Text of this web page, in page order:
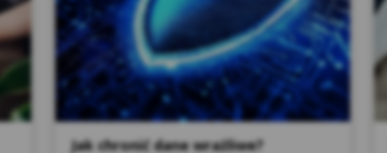
Jak chronić dane wrażliwe?
Extended Validation, który zapewnia bezpieczeństwo
użytkownika przy użyciu szyfrowania.
Instalacja certyfikatu i wyświetlanie Serwisu na bezpiecznym
zapewnienia szyfrowanej komunikacji z naszymi Zaufanymi
remarketingowych, odwołania do Facebook itp.). W
Użytkownika o tzw. mixed content, tj. braku szyfrowania na